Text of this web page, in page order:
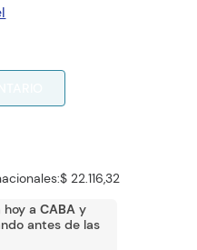
$ 22.116,32
hoy aCABA y
antes de las